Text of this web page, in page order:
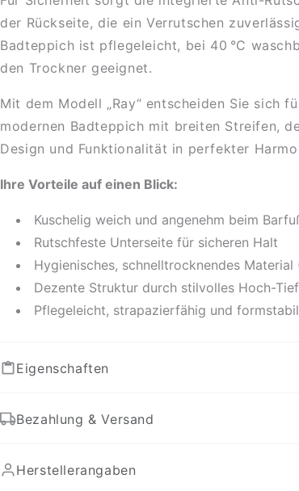
der Rückseite, die ein Verrutschen
Badteppich ist pflegeleicht, bei 40 °C
den Trockner geeignet.
Mit dem Modell „Ray“ entscheiden Sie sich
modernen Badteppich mit breiten Streifen,
Design und Funktionalität in perfekter
Ihre Vorteile auf einen Blick:
Kuschelig weich und angenehm beim
Rutschfeste Unterseite für sicheren Halt
Hygienisches, schnelltrocknendes Material
Dezente Struktur durch stilvolles Hoch-
Pflegeleicht, strapazierfähig und formstabil
Eigenschaften
Bezahlung & Versand
Herstellerangaben